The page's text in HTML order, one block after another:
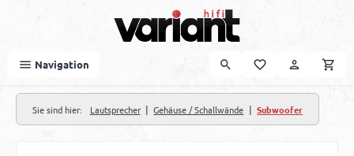
Navigation
Sie sind hier: Lautsprecher | Gehäuse / Schallwände | Subwoofer